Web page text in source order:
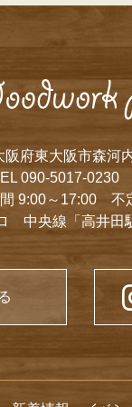
阪府東大阪市森河
090-5017-0230
9:00～17:00 不
中央線「高井田